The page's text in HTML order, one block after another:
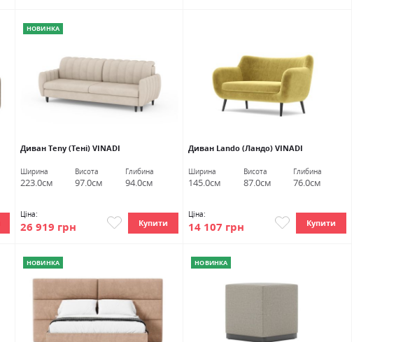
НОВИНКА
Диван Teny (Тені) VINADI
Ширина
223.0см
Висота
97.0см
Глибина
94.0см
Ціна:
26 919 грн Купити
Диван Lando (Ландо) VINADI
Ширина
145.0см
Висота
87.0см
Глибина
76.0см
Ціна:
14 107 грн Купити
НОВИНКА НОВИНКА